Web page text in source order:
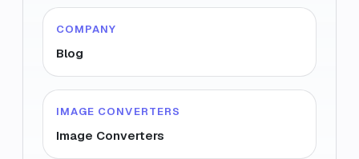
COMPANY
Blog
IMAGE CONVERTERS
Image Converters